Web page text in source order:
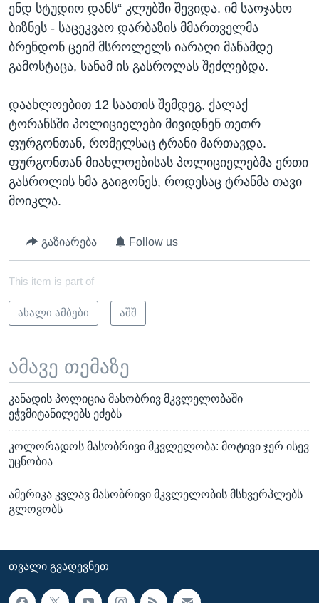
ენდ სტუდიო დანს“ კლუბში შევიდა. იმ საოჯახო
ბიზნეს - საცეკვაო დარბაზის მმართველმა
ბრენდონ ცეიმ მსროლელს იარაღი მანამდე
გამოსტაცა, სანამ ის გასროლას შეძლებდა.
დაახლოებით 12 საათის შემდეგ, ქალაქ
ტორანსში პოლიციელები მივიდნენ თეთრ
ფურგონთან, რომელსაც ტრანი მართავდა.
ფურგონთან მიახლოებისას პოლიციელებმა ერთი
გასროლის ხმა გაიგონეს, როდესაც ტრანმა თავი
მოიკლა.
გაზიარება Follow us
This item is part of
ახალი ამბები აშშ
ამავე თემაზე
კანადის პოლიცია მასობრივ მკვლელობაში
ეჭვმიტანილებს ეძებს
კოლორადოს მასობრივი მკვლელობა: მოტივი ჯერ ისევ
უცნობია
ამერიკა კვლავ მასობრივი მკვლელობის მსხვერპლებს
გლოვობს
ᲗᲕᲐᲚᲘ ᲒᲕᲐᲓᲔᲕᲜᲔᲗ